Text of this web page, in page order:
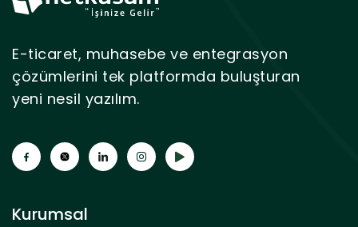
E-ticaret, muhasebe ve entegrasyon
çözümlerini tek platformda buluşturan
yeni nesil yazılım.
Kurumsal